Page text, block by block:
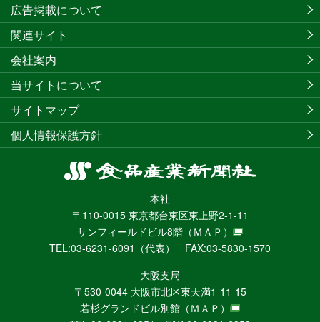
食
産
業
新
聞
社
ニ
ュ
本社
〒110-0015 東京都台東区東上野2-1-11
サンフィールドビル8階 （ＭＡＰ）
TEL:03-6231-6091（代表） FAX:03-5830-1570
大阪支局
〒530-0044 大阪市北区東天満1-11-15
若杉グランドビル別館 （ＭＡＰ）
広告掲載について
関連サイト
会社案内
当サイトについて
サイトマップ
個人情報保護方針